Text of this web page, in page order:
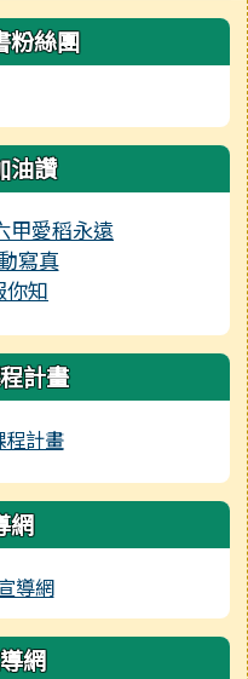
粉絲團
油讚
甲愛稻永遠
寫真
你知
計畫
網
網